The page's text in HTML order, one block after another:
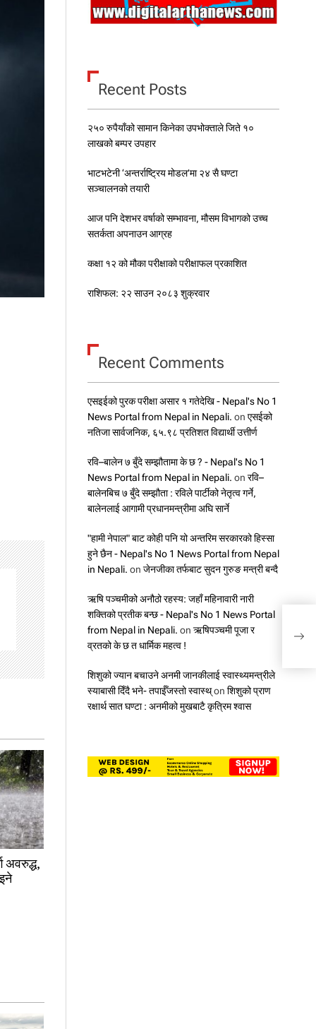
अवरुद्ध,
Recent Posts
२५० रुपैयाँको सामान किनेका उपभोक्ताले जिते १०
लाखको बम्पर उपहार
भाटभटेनी ‘अन्तर्राष्ट्रिय मोडल’मा २४ सै घण्टा
सञ्चालनको तयारी
आज पनि देशभर वर्षाको सम्भावना, मौसम विभागको उच्च
सतर्कता अपनाउन आग्रह
कक्षा १२ को मौका परीक्षाको परीक्षाफल प्रकाशित
राशिफल: २२ साउन २०८३ शुक्रवार
Recent Comments
एसइईको पुरक परीक्षा असार १ गतेदेखि - Nepal's No 1
News Portal from Nepal in Nepali. on एसईको
नतिजा सार्वजनिक, ६५.९८ प्रतिशत विद्यार्थी उत्तीर्ण
रवि–बालेन ७ बुँदे सम्झौतामा के छ ? - Nepal's No 1
News Portal from Nepal in Nepali. on रवि–
बालेनबिच ७ बुँदे सम्झौता : रविले पार्टीको नेतृत्व गर्ने,
बालेनलाई आगामी प्रधानमन्त्रीमा अघि सार्ने
"हामी नेपाल" बाट कोही पनि यो अन्तरिम सरकारको हिस्सा
हुने छैन - Nepal's No 1 News Portal from Nepal
in Nepali. on जेनजीका तर्फबाट सुदन गुरुङ मन्त्री बन्दै
ऋषि पञ्चमीको अनौठो रहस्य: जहाँ महिनावारी नारी
शक्तिको प्रतीक बन्छ - Nepal's No 1 News Portal
from Nepal in Nepali. on ऋषिपञ्चमी पूजा र
व्रतको के छ त धार्मिक महत्व !
शिशुको ज्यान बचाउने अनमी जानकीलाई स्वास्थ्यमन्त्रीले
स्याबासी दिँदै भने- तपाईँजस्तो स्वास्थ्on शिशुको प्राण
रक्षार्थ सात घण्टा : अनमीको मुखबाटै कृत्रिम श्वास